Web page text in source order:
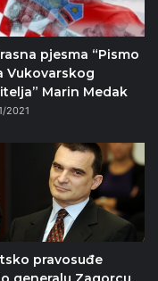
pjesma “Pismo
Vukovarskog
Marin Medak
2021
pravosuđe